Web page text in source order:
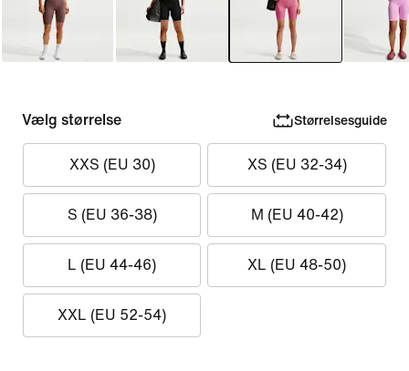
Vælg størrelse Størrelsesguide
XXS (EU 30) XS (EU 32-34)
S (EU 36-38) M (EU 40-42)
L (EU 44-46) XL (EU 48-50)
XXL (EU 52-54)